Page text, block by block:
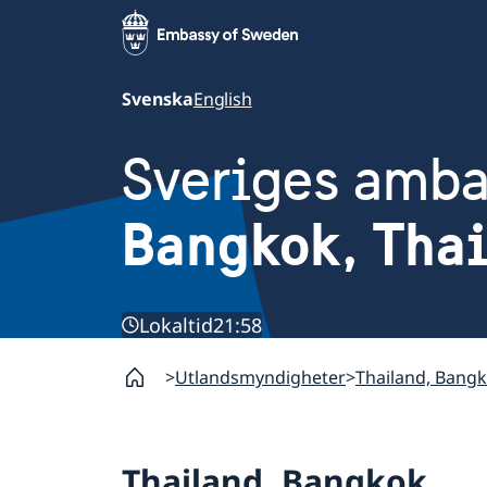
SvenskaEnglish
Sveriges
Bangkok,
Lokaltid21:58
Utlandsmyndigheter Thailand,